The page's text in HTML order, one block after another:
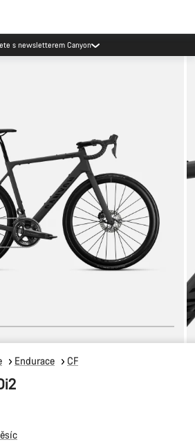
s newsletterem Canyon
Endurace CF